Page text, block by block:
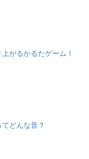
がるかるたゲーム！
どんな音？